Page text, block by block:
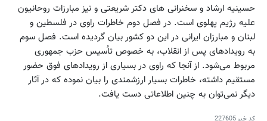
حسینیه ارشاد و سخنرانی های دکتر شریعتی و نیز مبارزات روحانیون
علیه رژیم پهلوی است. در فصل دوم خاطرات راوی در فلسطین و
لبنان و مبارزان ایرانی در این دو کشور بیان گردیده است. فصل سوم
به رویدادهای پس از انقلاب، به خصوص تاُسیس حزب جمهوری
مربوط می‌شود. از آنجا که راوی در بسیاری از رویدادهای فوق حضور
مستقیم داشته، خاطرات بسیار ارزشمندی را بیان نموده که در آثار
دیگر نمی‌توان به چنین اطلاعاتی دست یافت.
کد خبر227605